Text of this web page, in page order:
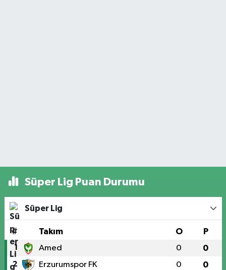
Süper Lig Puan Durumu
Süper Lig
# Takım O P
1 Amed 0 0
2 Erzurumspor FK 0 0